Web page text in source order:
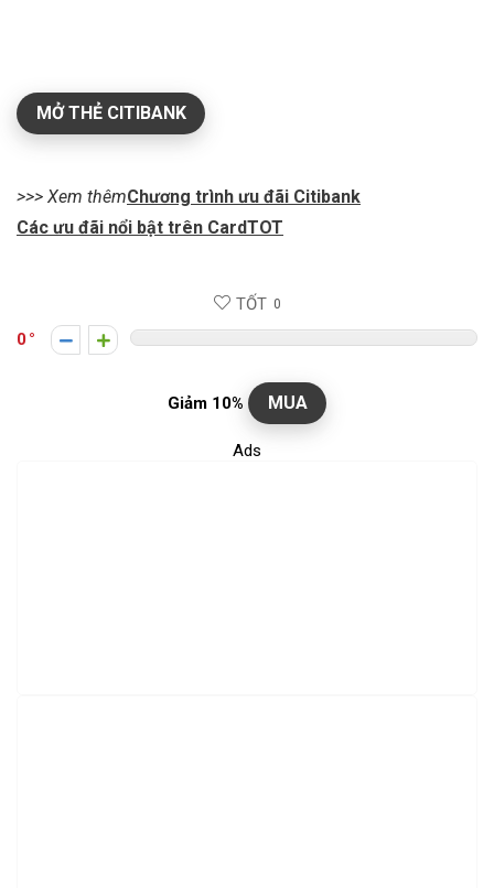
MỞ THẺ CITIBANK
>>> Xem thêmChương trình ưu đãi Citibank
Các ưu đãi nổi bật trên CardTOT
TỐT 0
0
Giảm 10% MUA
Ads